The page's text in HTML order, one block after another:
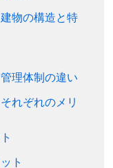
物の構造と特
理体制の違い
れぞれのメリ
ト